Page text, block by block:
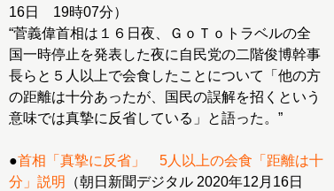
16日 19時07分）
“菅義偉首相は１６日夜、ＧｏＴｏトラベルの全
国一時停止を発表した夜に自民党の二階俊博幹事
長らと５人以上で会食したことについて「他の方
の距離は十分あったが、国民の誤解を招くという
意味では真摯に反省している」と語った。”
●首相「真摯に反省」 5人以上の会食「距離は十
分」説明
（朝日新聞デジタル 2020年12月16日